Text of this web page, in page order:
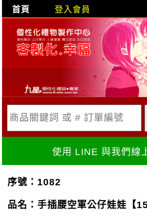
首頁 登入會員
購
目前購物車是空的!
X
使用 LINE 與我們線